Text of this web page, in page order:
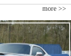
more >>